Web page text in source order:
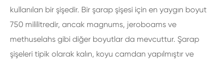
kullanılan bir şişedir. Bir şarap şişesi için en yaygın boyut
750 mililitredir, ancak magnums, jeroboams ve
methuselahs gibi diğer boyutlar da mevcuttur. Şarap
şişeleri tipik olarak kalın, koyu camdan yapılmıştır ve